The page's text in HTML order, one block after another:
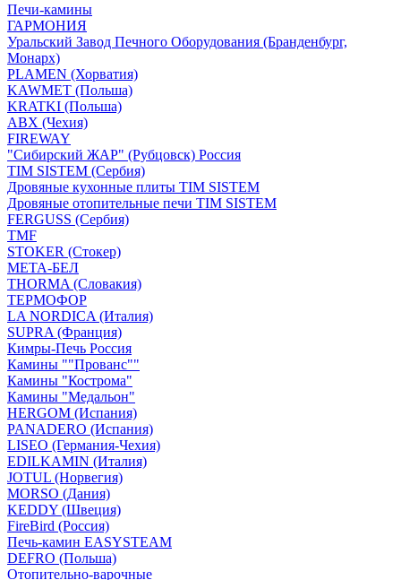
Печи-камины
ГАРМОНИЯ
Уральский Завод Печного Оборудования (Бранденбург,
Монарх)
PLAMEN (Хорватия)
KAWMET (Польша)
KRATKI (Польша)
ABX (Чехия)
FIREWAY
"Сибирский ЖАР" (Рубцовск) Россия
TIM SISTEM (Сербия)
Дровяные кухонные плиты TIM SISTEM
Дровяные отопительные печи TIM SISTEM
FERGUSS (Сербия)
TMF
STOKER (Стокер)
МЕТА-БЕЛ
THORMA (Словакия)
ТЕРМОФОР
LA NORDICA (Италия)
SUPRA (Франция)
Кимры-Печь Россия
Камины ""Прованс""
Камины "Кострома"
Камины "Медальон"
HERGOM (Испания)
PANADERO (Испания)
LISEO (Германия-Чехия)
EDILKAMIN (Италия)
JOTUL (Норвегия)
MORSO (Дания)
KEDDY (Швеция)
FireBird (Россия)
Печь-камин EASYSTEAM
DEFRO (Польша)
Отопительно-варочные